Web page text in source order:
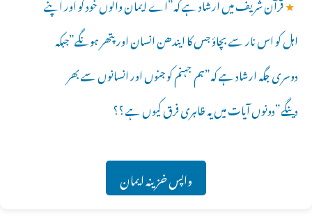
اہل کو اس نار سے بچاؤ جس کا ایندھن انسان اور پتھر ہونگے”جبکہ
دوسری جگہ ارشاد ہے کہ”ہم جہنم کو جنوں اور انسانوں سے بھر
دینگے”دونوں آیات میں یہ ظاہری فرق کیوں ہے ؟؟
واپس خزینہ ایمان